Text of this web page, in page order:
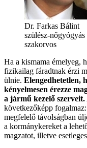
Dr. Farkas Bálint
szülész-nőgyógyás
szakorvos
Ha a kismama émelyeg,
fizikailag fáradtnak érzi
ülnie. Elengedhetetlen,
kényelmesen érezze
a jármű kezelő szerveit.
következőképp
megfelelő távolságban
a kormánykereket a
magzatot, illetve